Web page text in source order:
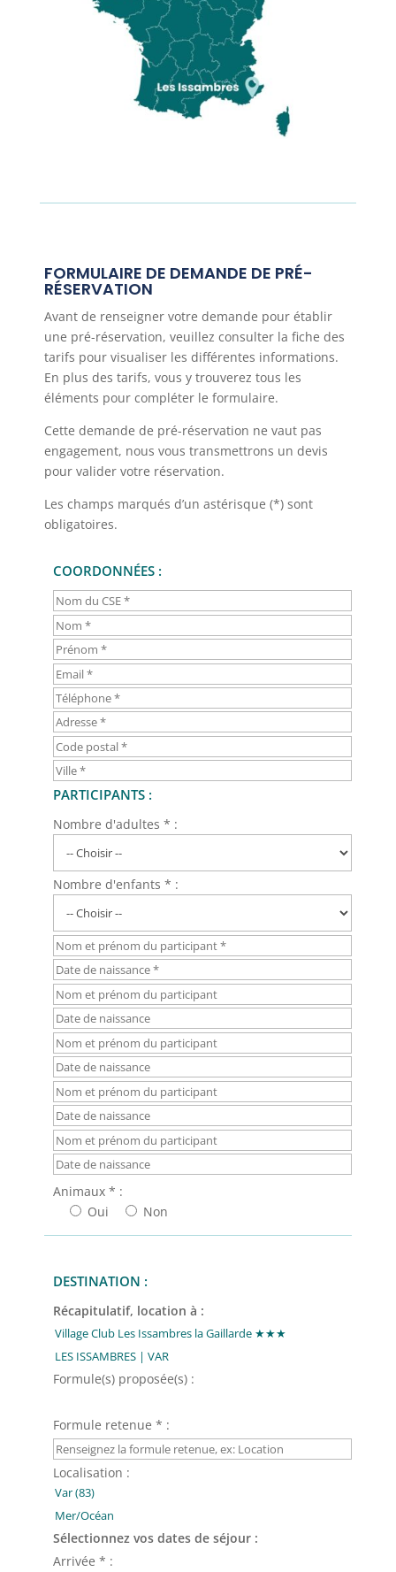
FORMULAIRE DE DEMANDE DE PRÉ-
RÉSERVATION
Avant de renseigner votre demande pour établir
une pré-réservation, veuillez consulter la fiche des
tarifs pour visualiser les différentes informations.
En plus des tarifs, vous y trouverez tous les
éléments pour compléter le formulaire.
Cette demande de pré-réservation ne vaut pas
engagement, nous vous transmettrons un devis
pour valider votre réservation.
Les champs marqués d’un astérisque (*) sont
obligatoires.
COORDONNÉES :
PARTICIPANTS :
Nombre d'adultes * :
Nombre d'enfants * :
Animaux * :
Oui
Non
DESTINATION :
Récapitulatif, location à :
Formule(s) proposée(s) :
Formule retenue * :
Localisation :
Sélectionnez vos dates de séjour :
Arrivée * :